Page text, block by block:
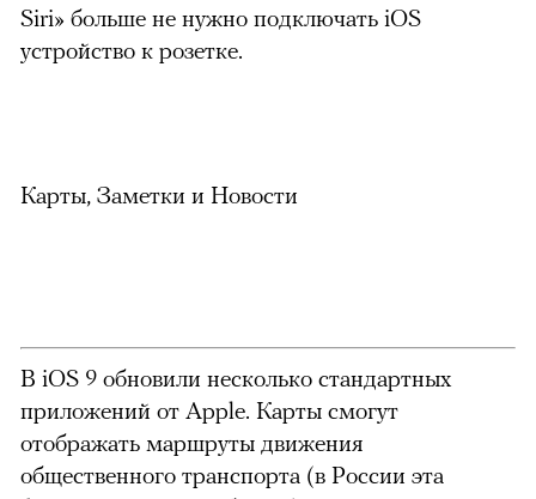
Siri» больше не нужно подключать iOS
устройство к розетке.
Карты, Заметки и Новости
В iOS 9 обновили несколько стандартных
приложений от Apple. Карты смогут
отображать маршруты движения
общественного транспорта (в России эта